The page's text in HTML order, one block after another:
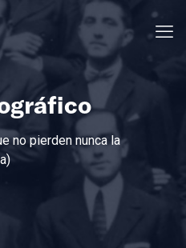
no pierden nunca la